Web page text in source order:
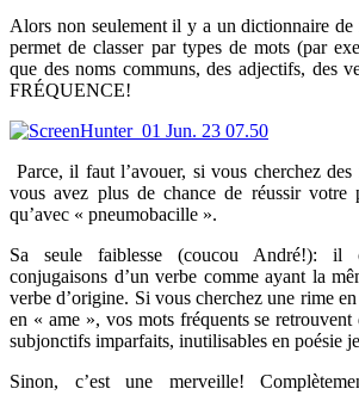
Alors non seulement il y a un dictionnaire de
permet de classer par types de mots (par
que des noms communs, des adjectifs, des
FRÉQUENCE!
Parce, il faut l’avouer, si vous cherchez
vous avez plus de chance de réussir votre
qu’avec « pneumobacille ».
Sa seule faiblesse (coucou André!): il
conjugaisons d’un verbe comme ayant la
verbe d’origine. Si vous cherchez une rime
en « ame », vos mots fréquents se
subjonctifs imparfaits, inutilisables en poésie
Sinon, c’est une merveille!